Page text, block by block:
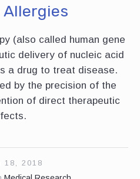
Allergies
(also called human gene
delivery of nucleic acid
a drug to treat disease.
by the precision of the
of direct therapeutic
18, 2018